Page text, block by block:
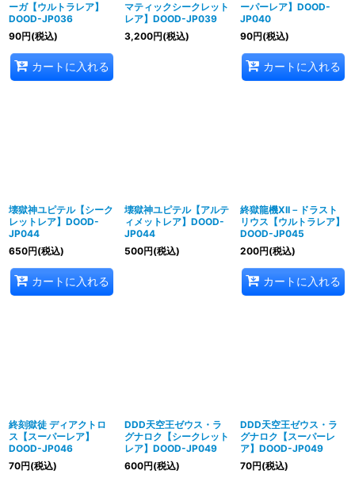
ーガ【ウルトラレア】
DOOD-JP036
90円(税込)
カートに入れる
マティックシークレット
レア】DOOD-JP039
3,200円(税込)
ーパーレア】DOOD-
JP040
90円(税込)
カートに入れる
壊獄神ユピテル【シーク
レットレア】DOOD-
JP044
650円(税込)
カートに入れる
壊獄神ユピテル【アルテ
ィメットレア】DOOD-
JP044
500円(税込)
終獄龍機XII－ドラスト
リウス【ウルトラレア】
DOOD-JP045
200円(税込)
カートに入れる
終刻獄徒 ディアクトロ
ス【スーパーレア】
DOOD-JP046
70円(税込)
DDD天空王ゼウス・ラ
グナロク【シークレット
レア】DOOD-JP049
600円(税込)
DDD天空王ゼウス・ラ
グナロク【スーパーレ
ア】DOOD-JP049
70円(税込)